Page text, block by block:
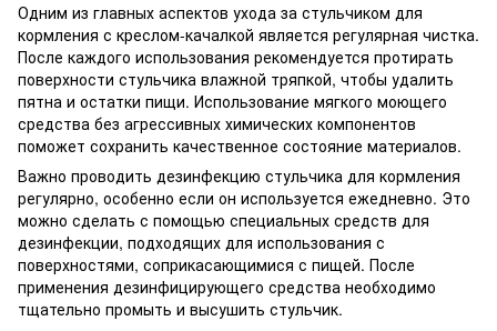
Одним из главных аспектов ухода за стульчиком для
кормления с креслом-качалкой является регулярная чистка.
После каждого использования рекомендуется протирать
поверхности стульчика влажной тряпкой, чтобы удалить
пятна и остатки пищи. Использование мягкого моющего
средства без агрессивных химических компонентов
поможет сохранить качественное состояние материалов.
Важно проводить дезинфекцию стульчика для кормления
регулярно, особенно если он используется ежедневно. Это
можно сделать с помощью специальных средств для
дезинфекции, подходящих для использования с
поверхностями, соприкасающимися с пищей. После
применения дезинфицирующего средства необходимо
тщательно промыть и высушить стульчик.